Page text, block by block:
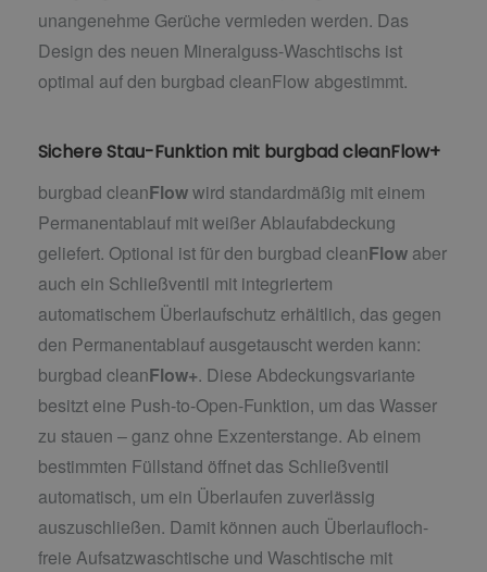
unangenehme Gerüche vermieden werden. Das
Design des neuen Mineralguss-Waschtischs ist
optimal auf den burgbad cleanFlow abgestimmt.
Sichere Stau-Funktion mit burgbad cleanFlow+
burgbad cleanFlowwird standardmäßig mit einem
Permanentablauf mit weißer Ablaufabdeckung
geliefert. Optional ist für den burgbad cleanFlow aber
auch ein Schließventil mit integriertem
automatischem Überlaufschutz erhältlich, das gegen
den Permanentablauf ausgetauscht werden kann:
burgbad cleanFlow+. Diese Abdeckungsvariante
besitzt eine Push-to-Open-Funktion, um das Wasser
zu stauen – ganz ohne Exzenterstange. Ab einem
bestimmten Füllstand öffnet das Schließventil
automatisch, um ein Überlaufen zuverlässig
auszuschließen. Damit können auch Überlaufloch-
freie Aufsatzwaschtische und Waschtische mit